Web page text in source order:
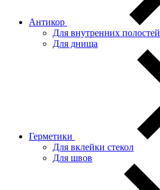
Антикор
Для внутренних полостей
Для днища
Герметики
Для вклейки стекол
Для швов